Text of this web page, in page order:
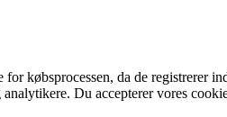
købsprocessen, da de registrerer
Du accepterer vores